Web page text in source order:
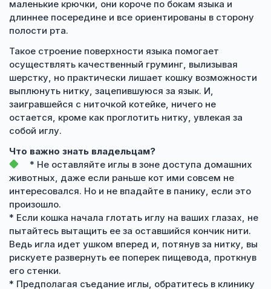
маленькие крючки, они короче по бокам языка и
длиннее посередине и все ориентированы в сторону
полости рта.
Такое строение поверхности языка помогает
осуществлять качественный груминг, вылизывая
шерстку, но практически лишает кошку возможности
выплюнуть нитку, зацепившуюся за язык. И,
заигравшейся с ниточкой котейке, ничего не
остается, кроме как проглотить нитку, увлекая за
собой иглу.
Что важно знать владельцам?
* Не оставляйте иглы в зоне доступа домашних
животных, даже если раньше кот ими совсем не
интересовался. Но и не впадайте в панику, если это
произошло.
* Если кошка начала глотать иглу на ваших глазах, не
пытайтесь вытащить ее за оставшийся кончик нити.
Ведь игла идет ушком вперед и, потянув за нитку, вы
рискуете развернуть ее поперек пищевода, проткнув
его стенки.
* Предполагая съедание иглы, обратитесь в клинику